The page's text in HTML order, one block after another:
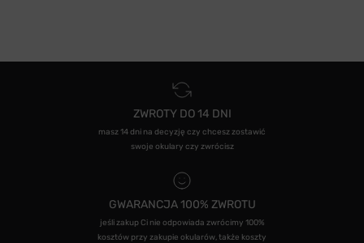
ZWROTY DO 14 DNI
masz 14 dni na decyzję czy chcesz zostawić
swoje okulary czy zwrócisz
GWARANCJA 100% ZWROTU
jeśli zakup Ci nie odpowiada zwrócimy 100%
kosztów przy zakupie okularów, także koszty